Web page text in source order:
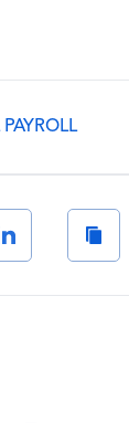
Link